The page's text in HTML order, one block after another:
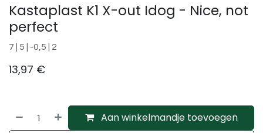
Kastaplast K1 X-out Idog - Nice, not
perfect
7 | 5 | -0,5 | 2
13,97 €
Aan winkelmandje toevoegen